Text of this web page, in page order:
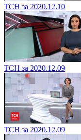
ТСН за 2020.12.10
ТСН за 2020.12.09
ТСН за 2020.12.09